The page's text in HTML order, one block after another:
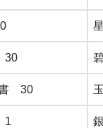
30
書 30
1